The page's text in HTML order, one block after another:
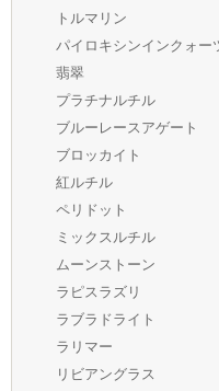
トルマリン
パイロキシンインクォー
翡翠
プラチナルチル
ブルーレースアゲート
ブロッカイト
紅ルチル
ペリドット
ミックスルチル
ムーンストーン
ラピスラズリ
ラブラドライト
ラリマー
リビアングラス